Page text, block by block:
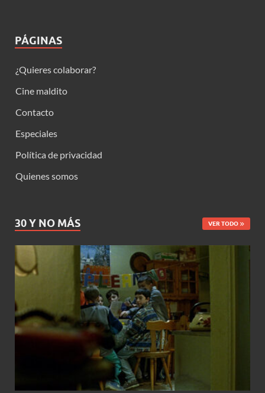
PÁGINAS
¿Quieres colaborar?
Cine maldito
Contacto
Especiales
Política de privacidad
Quienes somos
30 Y NO MÁS VER TODO